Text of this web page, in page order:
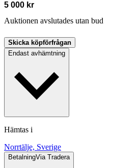
5 000 kr
Auktionen avslutades utan bud
Skicka köpförfrågan
Endast avhämtning
Hämtas i
Norrtälje, Sverige
BetalningVia Tradera